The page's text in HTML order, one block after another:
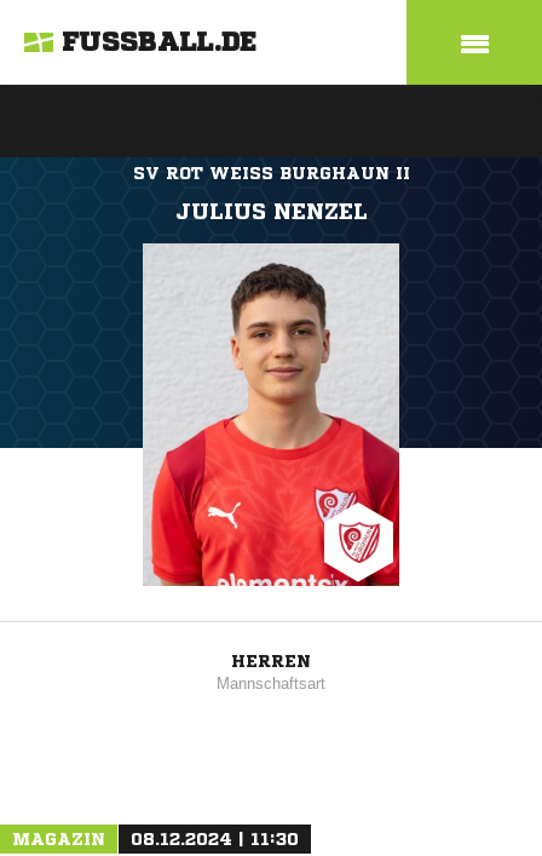
FUSSBALL.DE
SV ROT WEISS BURGHAUN II
JULIUS NENZEL
HERREN
Mannschaftsart
MAGAZIN 08.12.2024 | 11:30